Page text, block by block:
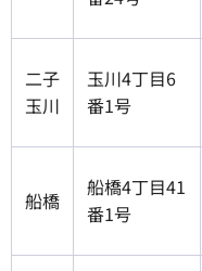
二子
玉川
玉川4丁目6
番1号
船橋
船橋4丁目41
番1号